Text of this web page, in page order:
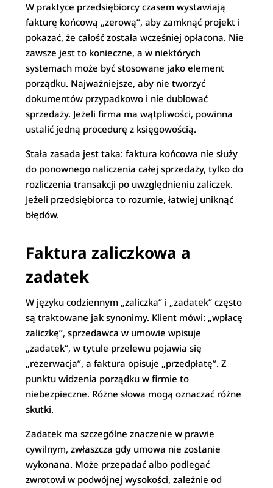
W praktyce przedsiębiorcy czasem wystawiają
fakturę końcową „zerową”, aby zamknąć projekt i
pokazać, że całość została wcześniej opłacona. Nie
zawsze jest to konieczne, a w niektórych
systemach może być stosowane jako element
porządku. Najważniejsze, aby nie tworzyć
dokumentów przypadkowo i nie dublować
sprzedaży. Jeżeli firma ma wątpliwości, powinna
ustalić jedną procedurę z księgowością.
Stała zasada jest taka: faktura końcowa nie służy
do ponownego naliczenia całej sprzedaży, tylko do
rozliczenia transakcji po uwzględnieniu zaliczek.
Jeżeli przedsiębiorca to rozumie, łatwiej uniknąć
błędów.
Faktura zaliczkowa a
zadatek
W języku codziennym „zaliczka” i „zadatek” często
są traktowane jak synonimy. Klient mówi: „wpłacę
zaliczkę”, sprzedawca w umowie wpisuje
„zadatek”, w tytule przelewu pojawia się
„rezerwacja”, a faktura opisuje „przedpłatę”. Z
punktu widzenia porządku w firmie to
niebezpieczne. Różne słowa mogą oznaczać różne
skutki.
Zadatek ma szczególne znaczenie w prawie
cywilnym, zwłaszcza gdy umowa nie zostanie
wykonana. Może przepadać albo podlegać
zwrotowi w podwójnej wysokości, zależnie od